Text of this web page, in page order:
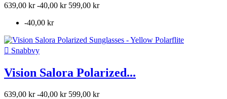
639,00 kr -40,00 kr 599,00 kr
-40,00 kr
 Snabbvy
Vision Salora Polarized...
639,00 kr -40,00 kr 599,00 kr